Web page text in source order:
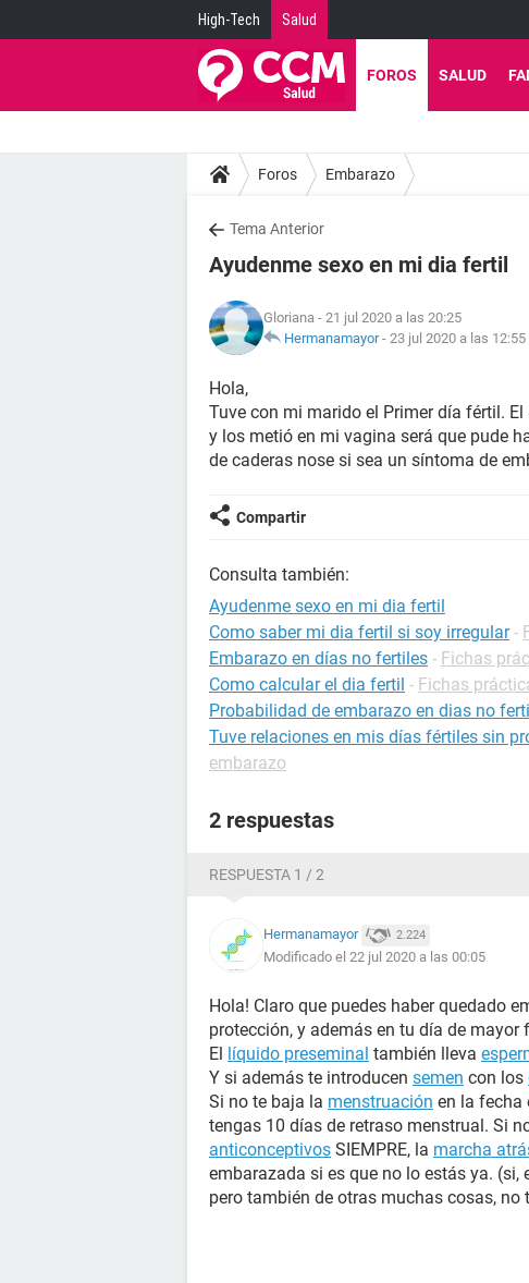
High-Tech Salud
FOROS SALUD
Foros Embarazo
Tema Anterior
Ayudenme sexo en mi dia fertil
Gloriana - 21 jul 2020 a las 20:25
Hermanamayor- 23 jul 2020 a las 12:55
Hola,
Tuve con mi marido el Primer día fértil.
y los metió en mi vagina será que pude
de caderas nose si sea un síntoma de
Compartir
Consulta también:
Ayudenme sexo en mi dia fertil
Como saber mi dia fertil si soy irregular -
Embarazo en días no fertiles - Fichas
Como calcular el dia fertil - Fichas
Probabilidad de embarazo en dias no
Tuve relaciones en mis días fértiles sin
embarazo
2 respuestas
RESPUESTA 1 / 2
Hermanamayor 2.224
Modificado el 22 jul 2020 a las 00:05
Hola! Claro que puedes haber quedado
protección, y además en tu día de mayor
El líquido preseminal también lleva
Y si además te introducen semen con los
Si no te baja la menstruación en la fecha
tengas 10 días de retraso menstrual. Si
anticonceptivos SIEMPRE, la marcha
embarazada si es que no lo estás ya. (si,
pero también de otras muchas cosas, no